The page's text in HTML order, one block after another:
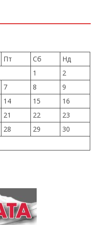
Пт Сб
Нд
1
2
7 8
9
14 15
16
21 22
23
28 29
30